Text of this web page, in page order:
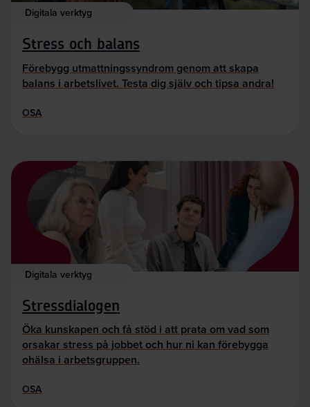
Digitala verktyg
Stress och balans
Förebygg utmattningssyndrom genom att skapa
balans i arbetslivet. Testa dig själv och tipsa andra!
OSA
Digitala verktyg
Stressdialogen
Öka kunskapen och få stöd i att prata om vad som
orsakar stress på jobbet och hur ni kan förebygga
ohälsa i arbetsgruppen.
OSA